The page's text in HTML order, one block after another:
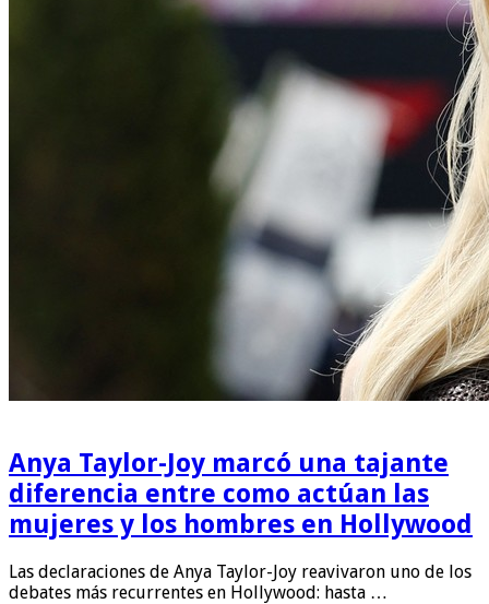
Anya Taylor-Joy marcó una tajante
diferencia entre como actúan las
mujeres y los hombres en Hollywood
Las declaraciones de Anya Taylor-Joy reavivaron uno de los
debates más recurrentes en Hollywood: hasta …